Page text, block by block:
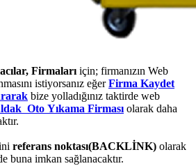
Firmalarıiçin; firmanızın Web
istiyorsanız eğerFirma Kaydet
bize yolladığınız taktirde web
Oto Yıkama Firmasıolarak daha
referans noktası(BACKLİNK) olarak
buna imkan sağlanacaktır.